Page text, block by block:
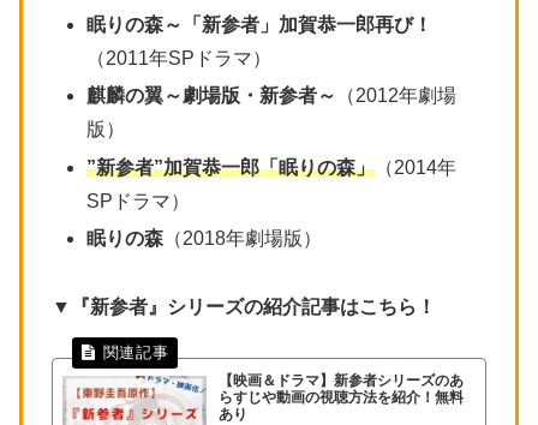
眠りの森～「新参者」加賀恭一郎再び！
（2011年SPドラマ）
麒麟の翼～劇場版・新参者～
（2012年劇場
版）
”新参者”加賀恭一郎「眠りの森」 （2014年
SPドラマ）
眠りの森 （2018年劇場版）
▼『新参者』シリーズの紹介記事はこちら！
【映画＆ドラマ】新参者シリーズのあ
らすじや動画の視聴方法を紹介！無料
あり